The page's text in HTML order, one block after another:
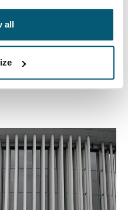
all
人の心を動かす力が秘め